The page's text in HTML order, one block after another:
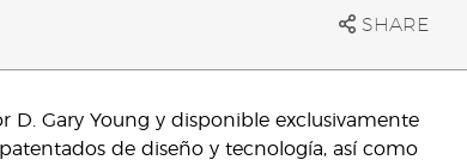
SHARE
Gary Young y disponible exclusivamente
de diseño y tecnología, así como